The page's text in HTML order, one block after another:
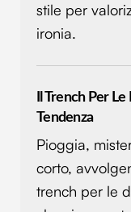
stile per
ironia.
Il Trench Per
Tendenza
Pioggia,
corto,
trench per le